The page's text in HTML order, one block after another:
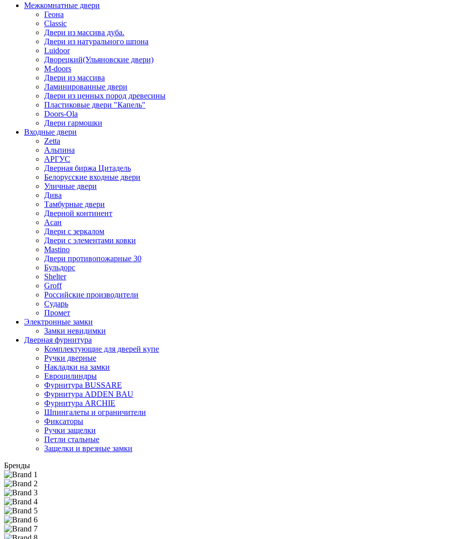
Межкомнатные двери
Геона
Classic
Двери из массива дуба.
Двери из натурального шпона
Luidoor
Дворецкий(Ульяновские двери)
M-doors
Двери из массива
Ламинированные двери
Двери из ценных пород древесины
Пластиковые двери "Капель"
Doors-Ola
Двери гармошки
Входные двери
Zetta
Альпина
АРГУС
Дверная биржа Цитадель
Белорусские входные двери
Уличные двери
Дива
Тамбурные двери
Дверной континент
Асан
Двери с зеркалом
Двери с элементами ковки
Mastino
Двери противопожарные 30
Бульдорс
Shelter
Groff
Российские производители
Сударь
Промет
Электронные замки
Замки невидимки
Дверная фурнитура
Комплектующие для дверей купе
Ручки дверные
Накладки на замки
Евроцилиндры
Фурнитура BUSSARE
Фурнитура ADDEN BAU
Фурнитура ARCHIE
Шпингалеты и ограничители
Фиксаторы
Ручки защелки
Петли стальные
Защелки и врезные замки
Бренды